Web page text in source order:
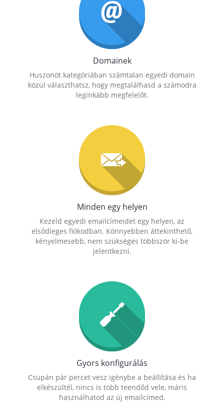
Domainek
Huszonöt kategóriában számtalan egyedi domain
közül választhatsz, hogy megtalálhasd a számodra
leginkább megfelelőt.
Minden egy helyen
Kezeld egyedi emailcímeidet egy helyen, az
elsődleges fiókodban. Könnyebben áttekinthető,
kényelmesebb, nem szükséges többször ki-be
jelentkezni.
Gyors konfigurálás
Csupán pár percet vesz igénybe a beállítása és ha
elkészültél, nincs is több teendőd vele, máris
használhatod az új emailcímed.